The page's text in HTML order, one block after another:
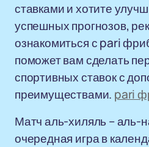
ставками и хотите
успешных прогнозов,
ознакомиться с pari
поможет вам сделать
спортивных ставок с
преимуществами. pari
Матч аль-хиляль – аль-
очередная игра в